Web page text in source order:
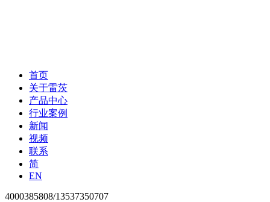
首页
关于雷茨
产品中心
行业案例
新闻
视频
联系
简
EN
4000385808/13537350707